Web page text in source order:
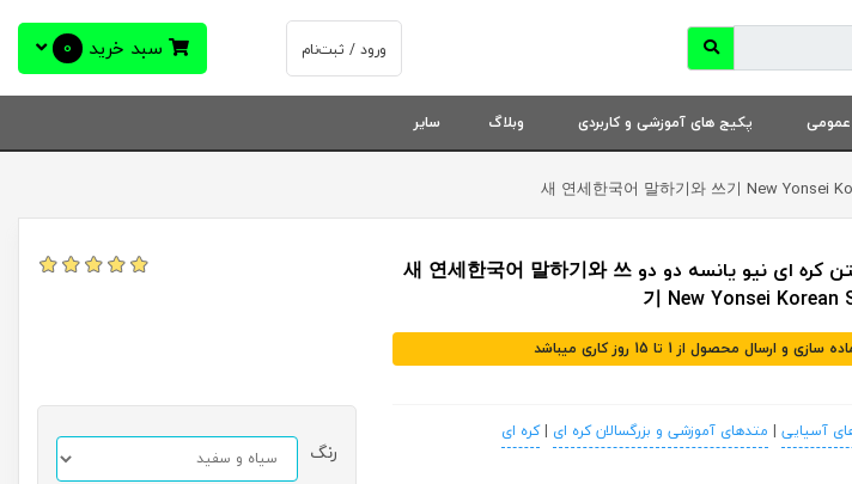
ورود / ثبت‌نام سبد خرید 0
عمومی پکیج های آموزشی و کاربردی وبلاگ سایر
کتاب کره ای مکالمه و نوشتن کره ای نیو یانسه دو دو 새 연세한국어 말하기와 쓰
기 New Yonsei Korean
و ارسال محصول از 1 تا 15 روز کاری میباشد
آسیایی | متدهای آموزشی و بزرگسالان کره ای |کره ای
رنگ